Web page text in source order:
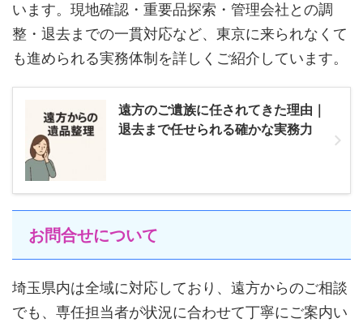
います。現地確認・重要品探索・管理会社との調
整・退去までの一貫対応など、東京に来られなくて
も進められる実務体制を詳しくご紹介しています。
遠方のご遺族に任されてきた理由｜
退去まで任せられる確かな実務力
お問合せについて
埼玉県内は全域に対応しており、遠方からのご相談
でも、専任担当者が状況に合わせて丁寧にご案内い